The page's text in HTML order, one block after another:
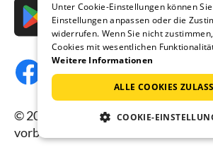
© 2026 Ferienhausmiete.de, alle
vorbehalten.
Unter Cookie-Einstellungen können
Einstellungen anpassen oder die
widerrufen. Wenn Sie nicht
Cookies mit wesentlichen
Weitere Informationen
ALLE COOKIES
COOKIE-